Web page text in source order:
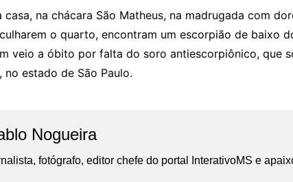
na chácara São Matheus, na madrugada com
o quarto, encontram um escorpião de baixo
veio a óbito por falta do soro antiescorpiônico, que
no estado de São Paulo.
Nogueira
fotógrafo, editor chefe do portal InterativoMS e